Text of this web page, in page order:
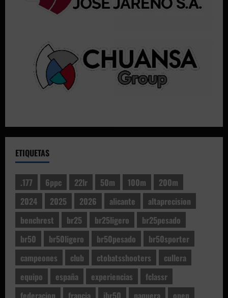
ETIQUETAS
.177 6ppc 22lr 50m 100m
200m
2024
2025 2026 alicante
altaprecision
benchrest
br25 br25ligero
br25pesado
br50
br50ligero br50pesado
br50sporter
campeones
club ctobatsshooters
cullera
equipo
españa experiencias
fclassr
federacion
francia ibr50 naquera
open